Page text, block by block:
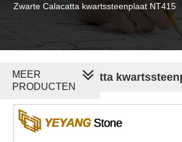
Zwarte Calacatta kwartssteenplaat NT415
Zwarte Calacatta
MEER
PRODUCTEN